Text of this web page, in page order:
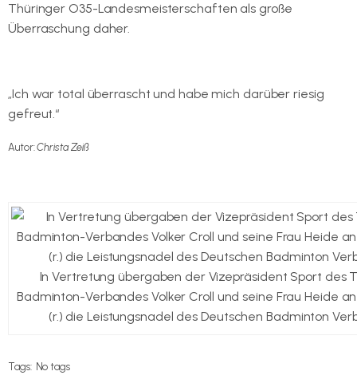
Thüringer O35-Landesmeisterschaften als große
Überraschung daher.
„Ich war total überrascht und habe mich darüber riesig
gefreut.“
Autor:Christa Zeiß
In Vertretung übergaben der Vizepräsident Sport des
Badminton-Verbandes Volker Croll und seine Frau Heide
(r.) die Leistungsnadel des Deutschen Badminton
Tags: No tags